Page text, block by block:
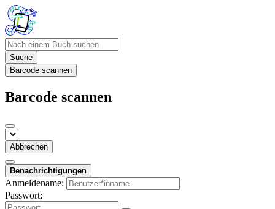
Suche
Barcode scannen
Barcode scannen
Abbrechen
Benachrichtigungen
Anmeldename:
Passwort: